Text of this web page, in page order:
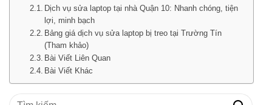
Dịch vụ sửa laptop tại nhà Quận 10: Nhanh chóng, tiện
lợi, minh bạch
Bảng giá dịch vụ sửa laptop bị treo tại Trường Tín
(Tham khảo)
Bài Viết Liên Quan
Bài Viết Khác
Tìm